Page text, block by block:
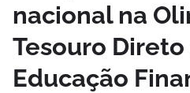
nacional na
Tesouro Direto
Educação